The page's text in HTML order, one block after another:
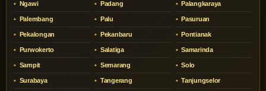
Ngawi Padang Palangkaraya
Palembang Palu Pasuruan
Pekalongan Pekanbaru Pontianak
Purwokerto Salatiga Samarinda
Sampit Semarang Solo
Surabaya Tangerang Tanjungselor